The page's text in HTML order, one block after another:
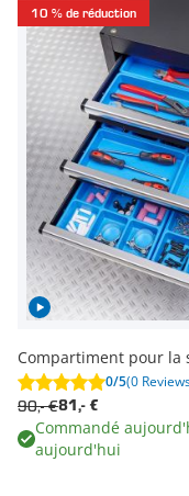
10 % de réduction
Compartiment pour la
0/5(0
81,- €
90,- €
Commandé
aujourd'hui